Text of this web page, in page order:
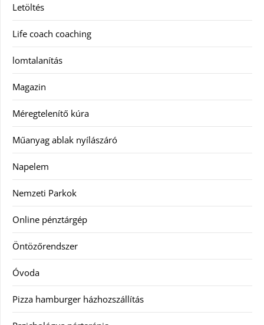
Letöltés
Life coach coaching
lomtalanítás
Magazin
Méregtelenítő kúra
Műanyag ablak nyílászáró
Napelem
Nemzeti Parkok
Online pénztárgép
Öntözőrendszer
Óvoda
Pizza hamburger házhozszállítás